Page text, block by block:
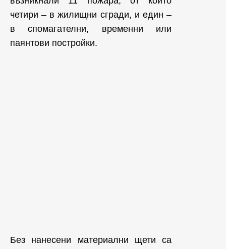
четири – в жилищни сгради, и един –
в спомагателни, временни или
паянтови постройки.
Без нанесени материални щети са